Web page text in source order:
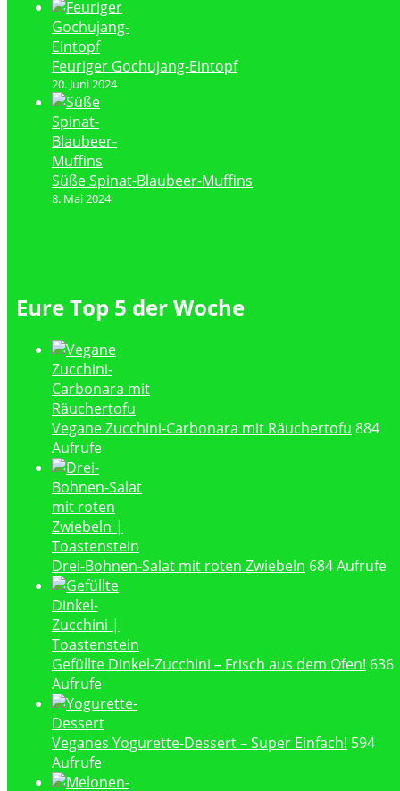
Feuriger Gochujang-Eintopf
20. Juni 2024
Süße Spinat-Blaubeer-Muffins
8. Mai 2024
Eure Top 5 der Woche
Vegane Zucchini-Carbonara mit Räuchertofu 884
Aufrufe
Drei-Bohnen-Salat mit roten Zwiebeln 684 Aufrufe
Gefüllte Dinkel-Zucchini – Frisch aus dem Ofen! 636
Aufrufe
Veganes Yogurette-Dessert – Super Einfach! 594
Aufrufe